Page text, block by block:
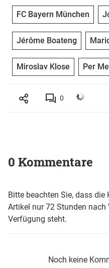
FC Bayern München
Jérôme Boateng
Miroslav Klose Per
0
0 Kommentare
Bitte beachten Sie, dass
Artikel nur 72 Stunden
Verfügung steht.
Noch keine